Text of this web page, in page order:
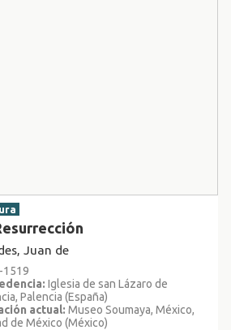
Juan de
1519
Iglesia de san Lázaro de
Palencia (España)
actual: Museo Soumaya, México,
de México (México)